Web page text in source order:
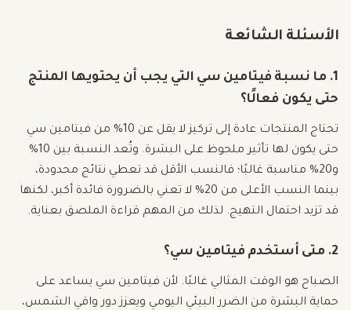
الأسئلة الشائعة
1. ما نسبة فيتامين سي التي يجب أن يحتويها المنتج
حتى يكون فعالًا؟
تحتاج المنتجات عادة إلى تركيز لا يقل عن 10% من فيتامين سي
حتى يكون لها تأثير ملحوظ على البشرة. وتُعد النسبة بين 10%
و20% مناسبة غالبًا؛ فالنسب الأقل قد تعطي نتائج محدودة،
بينما النسب الأعلى من 20% لا تعني بالضرورة فائدة أكبر، لكنها
قد تزيد احتمال التهيج. لذلك من المهم قراءة الملصق بعناية.
2. متى أستخدم فيتامين سي؟
الصباح هو الوقت المثالي غالبًا. لأن فيتامين سي يساعد على
حماية البشرة من الضرر البيئي اليومي ويعزز دور واقي الشمس،